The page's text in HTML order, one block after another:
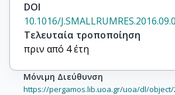
DOI
10.1016/
Τελευταία τροποποίηση
πριν από 4 έτη
Μόνιμη Διεύθυνση
https://pergamos.lib.uoa.gr/uoa/dl/object/